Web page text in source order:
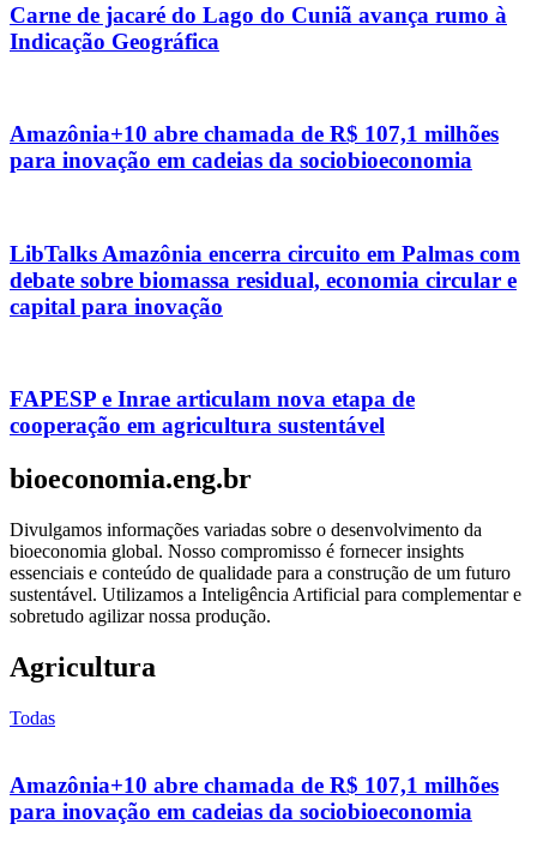
Carne de jacaré do Lago do Cuniã avança rumo à
Indicação Geográfica
Amazônia+10 abre chamada de R$ 107,1 milhões
para inovação em cadeias da sociobioeconomia
LibTalks Amazônia encerra circuito em Palmas com
debate sobre biomassa residual, economia circular e
capital para inovação
FAPESP e Inrae articulam nova etapa de
cooperação em agricultura sustentável
bioeconomia.eng.br
Divulgamos informações variadas sobre o desenvolvimento da
bioeconomia global. Nosso compromisso é fornecer insights
essenciais e conteúdo de qualidade para a construção de um futuro
sustentável. Utilizamos a Inteligência Artificial para complementar e
sobretudo agilizar nossa produção.
Agricultura
Todas
Amazônia+10 abre chamada de R$ 107,1 milhões
para inovação em cadeias da sociobioeconomia